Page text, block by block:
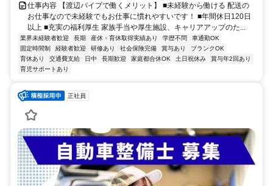
仕事内容 【渡辺パイプで働くメリット】 ■未経験から働ける 配送の
お仕事なので未経験でもお仕事に慣れやすいです！ ■年間休日120日
以上 ■充実の福利厚生 家族手当や厚生施設、キャリアアップのた...
業界未経験者歓迎 長期 産休・育休取得実績あり 学歴不問
車通勤OK
固定時間制
経験者歓迎 研修あり 社会保険完備 賞与あり
ブランクOK
育休あり
交通費支給 日中 長期歓迎 家庭都合休OK 土日祝休み
賞与年2回あり
育児サポートあり
正社員